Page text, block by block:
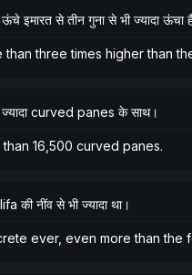
से तीन गुना से भी ज्यादा ऊंचा
three times higher than
curved panes के साथ।
16,500 curved panes.
की नींव से भी ज्यादा था।
ever, even more than the